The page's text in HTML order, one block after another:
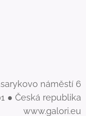
náměstí 6
● Česká republika
www.galori.eu